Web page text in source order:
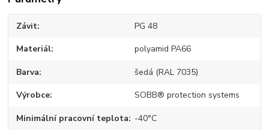
Závit PG 48
Materiál polyamid PA66
Barva šedá (RAL 7035)
Výrobce SOBB® protection systems
Minimální pracovní teplota -40°C